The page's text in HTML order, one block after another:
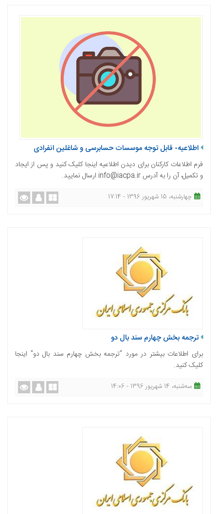
اطلاعیه- قابل توجه موسسات حسابرسی و شاغلین انفرادی
فرم اطلاعات کارکنان برای دیدن اطلاعیه اینجا کلیک کنید و پس از ایجاد
و تکمیل، آن را به آدرس info@iacpa.ir ارسال نمایید.
چهارشنبه، 15 شهریور 1396 - 17:14
ترجمه بخش چهارم سند بال دو
برای اطلاعات بیشتر در مورد "ترجمه بخش چهارم سند بال دو" اینجا
کلیک کنید.
ﺳﻪشنبه، 14 شهریور 1396 - 14:06